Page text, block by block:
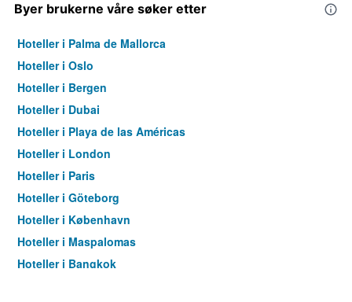
Byer brukerne våre søker etter
Hoteller i Palma de Mallorca
Hoteller i Oslo
Hoteller i Bergen
Hoteller i Dubai
Hoteller i Playa de las Américas
Hoteller i London
Hoteller i Paris
Hoteller i Göteborg
Hoteller i København
Hoteller i Maspalomas
Hoteller i Bangkok